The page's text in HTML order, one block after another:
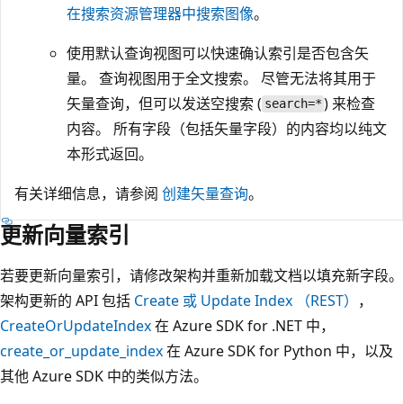
在搜索资源管理器中搜索图像。
使用默认查询视图可以快速确认索引是否包含矢
量。 查询视图用于全文搜索。 尽管无法将其用于
矢量查询，但可以发送空搜索 ( search=* ) 来检查
内容。 所有字段（包括矢量字段）的内容均以纯文
本形式返回。
有关详细信息，请参阅 创建矢量查询。
更新向量索引
若要更新向量索引，请修改架构并重新加载文档以填充新字段。
架构更新的 API 包括 Create 或 Update Index （REST） ，
CreateOrUpdateIndex在 Azure SDK for .NET 中，
create_or_update_index在 Azure SDK for Python 中，以及
其他 Azure SDK 中的类似方法。